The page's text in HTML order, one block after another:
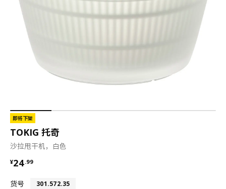
即将下架
TOKIG 托奇
沙拉甩干机，白色
¥24.99
¥ 24.99
货号 301.572.35